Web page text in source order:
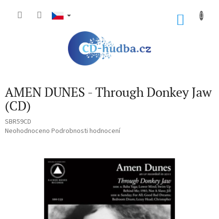
AMEN DUNES - Through Donkey Jaw
(CD)
SBR59CD
Průměrné
Neohodnoceno Podrobnosti hodnocení